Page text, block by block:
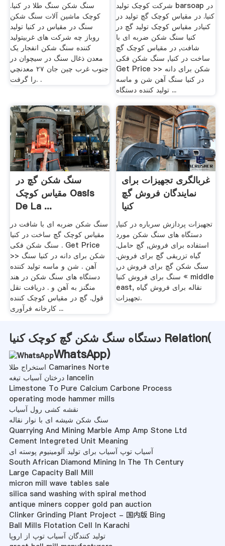
سنگ شکن سنگ طلا در کنیا.
کوچک ماشین آلات سنگ شکن
سنگ در مقیاس در کنیا تولید
روباز چه شرکت های غربیتولید
کننده سنگ شکن انفجار يک
معدن ذغال سنگ در سيچوان در
جنوب غرب چين جان ۲۷ معدنچي
را گرفت. .
شرکت کوچک تولید barsoap در
کنیا. در مقیاس کوچک گچ تولید در
کنیادر مقیاس کوچک تولید گچ در
کنیا سنگ شکن ضربه ای با
شافت, در مقیاس کوچک گچ
ساخت در کنیا, سنگ شکن فکی
Get Price >> شکن برای دانه
در کنیا سنگ آهن شن و ماسه
تولید کننده دستگاه ...
سنگ شکن گچ در
مقیاس کوچک Oasis
De La ...
سنگ شکن ضربه ای با شافت در
مقیاس کوچک گچ ساخت در کنیا
سنگ شکن فکی . Get Price
>> شکن برای دانه در کنیا سنگ
آهن . شن و ماسه تولید کننده
دستگاه های سنگ شکن در هند
منگنز به آهن و . دریافت نقل
قول. گچ در مقیاس کوچک کننده
کارخانه فرآوری ...
غربالگری تجهیزات برای
نمایندگان فروش گچ
کنیا
تجهیزات پردازش سرباره در کنیا,
دستگاه های سنگ شکن مورد
استفاده برای فروش, گچ حامل.
گیاه تزریقی گچ برای فروش.
سنگ شکن گچ برای فروش در,
سنگ برای فروش کنیا « middle
east, نقاله برای فروش گیاه
تجهیزات.
دستگاه سنگ شکن گچ کوچک کنیا Relation(
WhatsApp)
استخراج طلا Camarines Norte
درختان آسیاب تیغه lancelin
Limestone To Pure Calcium Carbone Process
operating mode hammer mills
نقشه کشی رول آسیاب
سنگ شکن شیشه ای با نوار نقاله
Quarrying And Mining Marble Amp Amp Stone Ltd
Cement Integreted Unit Meaning
آسیاب توپ آسیاب برای تولید آلومینیوم پوسته ای
South African Diamond Mining In The Th Century
Large Capacity Ball Mill
micron mill wave tables sale
silica sand washing with spiral method
antique miners copper gold pan auction
Clinker Grinding Plant Project - 国内版 Bing
Ball Mills Flotation Cell In Karachi
تولید کنندگان آسیاب توپ از اروپا